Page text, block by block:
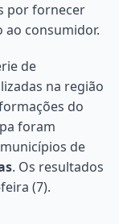
por fornecer
ao consumidor.
de
na região
do
foram
de
. Os resultados
(7).